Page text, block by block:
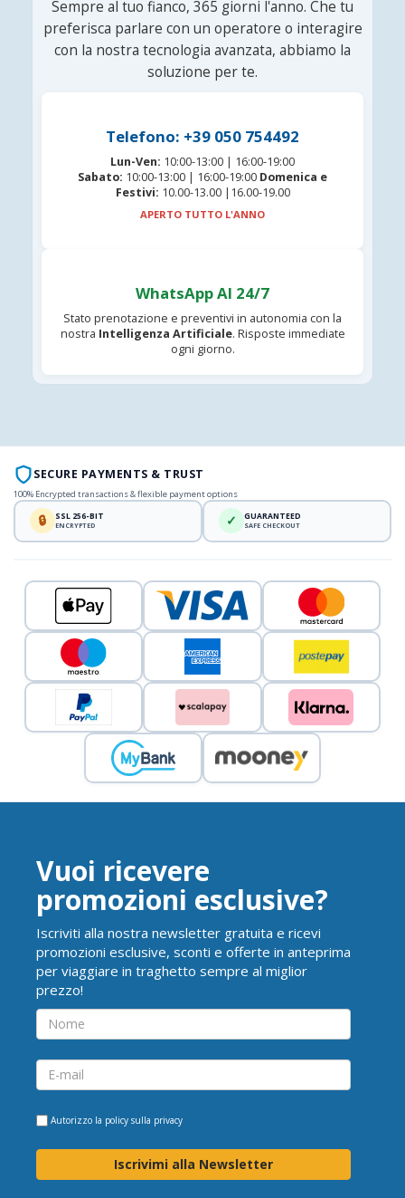
Sempre al tuo fianco, 365 giorni l'anno. Che tu
preferisca parlare con un operatore o interagire
con la nostra tecnologia avanzata, abbiamo la
soluzione per te.
Telefono: +39 050 754492
Lun-Ven: 10:00-13:00 | 16:00-19:00
Sabato: 10:00-13:00 | 16:00-19:00 Domenica e
Festivi: 10.00-13.00 |16.00-19.00
APERTO TUTTO L'ANNO
WhatsApp AI 24/7
Stato prenotazione e preventivi in autonomia con la
nostra Intelligenza Artificiale. Risposte immediate
ogni giorno.
SECURE PAYMENTS & TRUST
100% Encrypted transactions & flexible payment options
🔒 SSL 256-BIT
ENCRYPTED ✓ GUARANTEED
SAFE CHECKOUT
Vuoi ricevere
promozioni esclusive?
Iscriviti alla nostra newsletter gratuita e ricevi
promozioni esclusive, sconti e offerte in anteprima
per viaggiare in traghetto sempre al miglior
prezzo!
Autorizzo la policy sulla privacy
Iscrivimi alla Newsletter